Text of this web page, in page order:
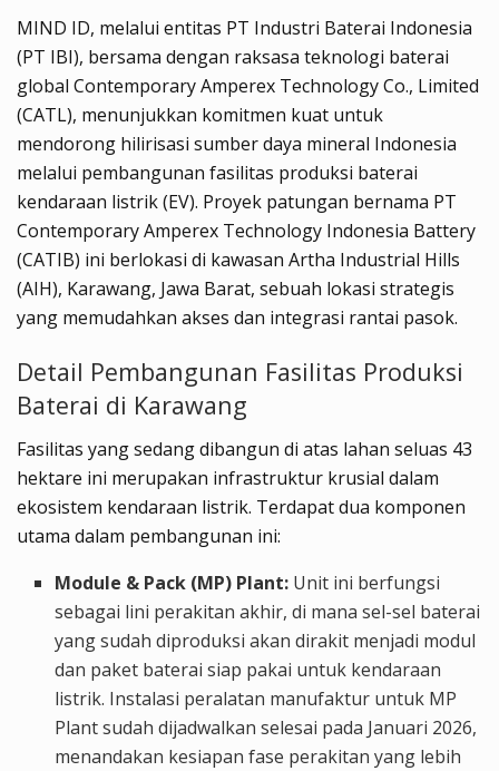
MIND ID, melalui entitas PT Industri Baterai Indonesia
(PT IBI), bersama dengan raksasa teknologi baterai
global Contemporary Amperex Technology Co., Limited
(CATL), menunjukkan komitmen kuat untuk
mendorong hilirisasi sumber daya mineral Indonesia
melalui pembangunan fasilitas produksi baterai
kendaraan listrik (EV). Proyek patungan bernama PT
Contemporary Amperex Technology Indonesia Battery
(CATIB) ini berlokasi di kawasan Artha Industrial Hills
(AIH), Karawang, Jawa Barat, sebuah lokasi strategis
yang memudahkan akses dan integrasi rantai pasok.
Detail Pembangunan Fasilitas Produksi
Baterai di Karawang
Fasilitas yang sedang dibangun di atas lahan seluas 43
hektare ini merupakan infrastruktur krusial dalam
ekosistem kendaraan listrik. Terdapat dua komponen
utama dalam pembangunan ini:
Module & Pack (MP) Plant: Unit ini berfungsi
sebagai lini perakitan akhir, di mana sel-sel baterai
yang sudah diproduksi akan dirakit menjadi modul
dan paket baterai siap pakai untuk kendaraan
listrik. Instalasi peralatan manufaktur untuk MP
Plant sudah dijadwalkan selesai pada Januari 2026,
menandakan kesiapan fase perakitan yang lebih